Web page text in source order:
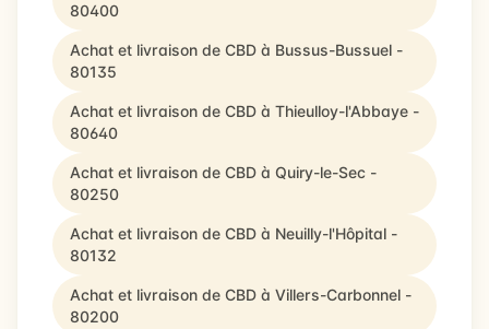
80400
Achat et livraison de CBD à Bussus-Bussuel -
80135
Achat et livraison de CBD à Thieulloy-l'Abbaye -
80640
Achat et livraison de CBD à Quiry-le-Sec -
80250
Achat et livraison de CBD à Neuilly-l'Hôpital -
80132
Achat et livraison de CBD à Villers-Carbonnel -
80200